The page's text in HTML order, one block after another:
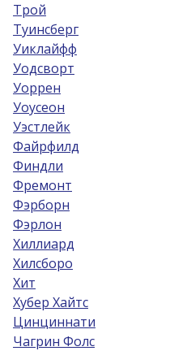
Трой
Туинсберг
Уиклайфф
Уодсворт
Уоррен
Уоусеон
Уэстлейк
Файрфилд
Финдли
Фремонт
Фэрборн
Фэрлон
Хиллиард
Хилсборо
Хит
Хубер Хайтс
Цинциннати
Чагрин Фолс